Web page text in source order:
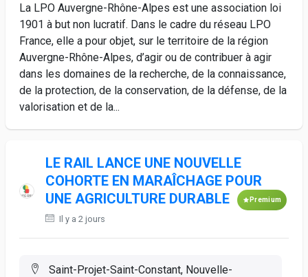
La LPO Auvergne-Rhône-Alpes est une association loi
1901 à but non lucratif. Dans le cadre du réseau LPO
France, elle a pour objet, sur le territoire de la région
Auvergne-Rhône-Alpes, d’agir ou de contribuer à agir
dans les domaines de la recherche, de la connaissance,
de la protection, de la conservation, de la défense, de la
valorisation et de la...
LE RAIL LANCE UNE NOUVELLE
COHORTE EN MARAÎCHAGE POUR
UNE AGRICULTURE DURABLE
Premium
Il y a 2 jours
Saint-Projet-Saint-Constant, Nouvelle-